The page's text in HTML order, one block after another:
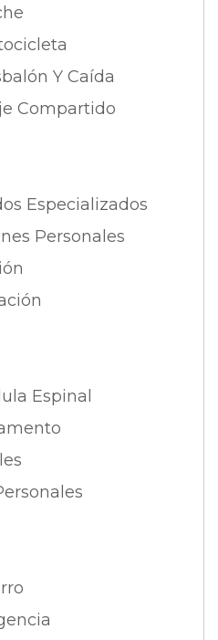
Y Caída
Compartido
Especializados
Personales
Espinal